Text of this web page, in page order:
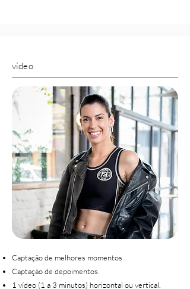
vídeo
Captação de melhores momentos
Captação de depoimentos.
1 vídeo (1 a 3 minutos) horizontal ou vertical.